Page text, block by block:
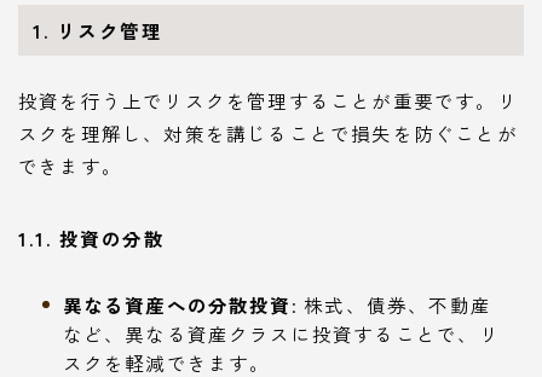
1. リスク管理
投資を行う上でリスクを管理することが重要です。リ
スクを理解し、対策を講じることで損失を防ぐことが
できます。
1.1. 投資の分散
異なる資産への分散投資: 株式、債券、不動産
など、異なる資産クラスに投資することで、リ
スクを軽減できます。